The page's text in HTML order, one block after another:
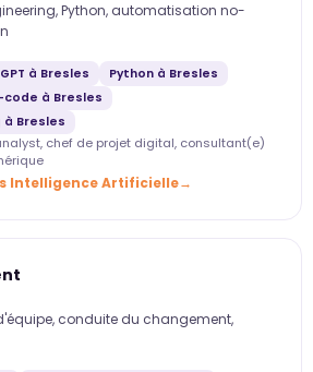
Python, automatisation no-
à Bresles
Python à Bresles
à Bresles
à Bresles
chef de projet digital, consultant(e)
Intelligence Artificielle
conduite du changement,